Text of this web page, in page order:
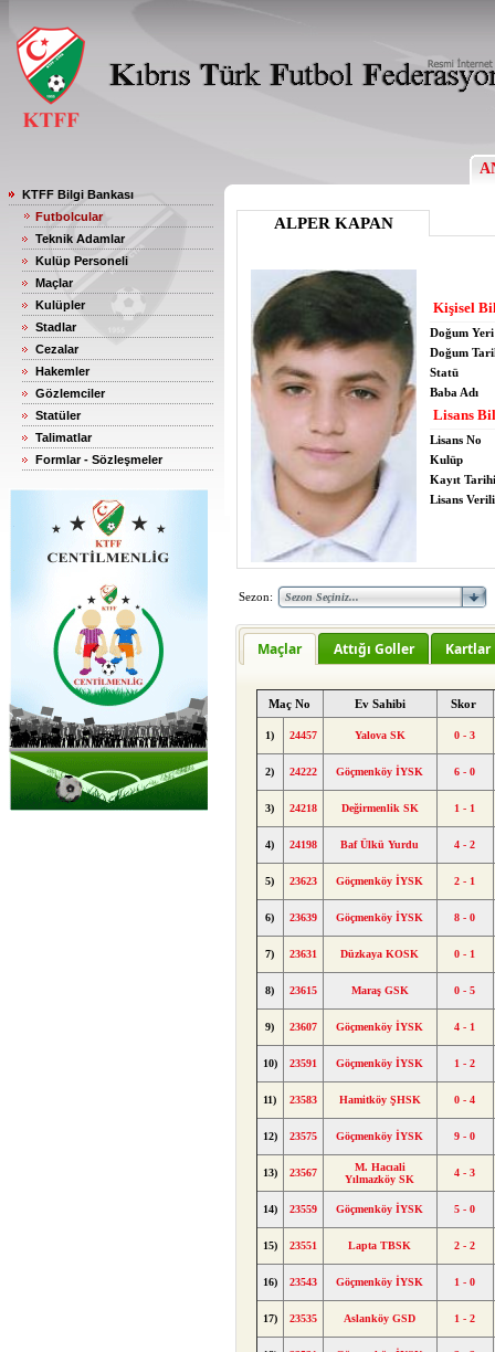
KTFF Bilgi Bankası
Futbolcular
Teknik Adamlar
Kulüp Personeli
Maçlar
Kulüpler
Stadlar
Cezalar
Hakemler
Gözlemciler
Statüler
Talimatlar
Formlar - Sözleşmeler
ALPER KAPAN
Kişisel
Doğum Yeri
Doğum
Statü
Baba Adı
Lisans
Lisans No
Kulüp
Kayıt Tarihi
Lisans
Sezon:
Maçlar Attığı Goller Kartlar
Maç No Ev Sahibi Skor
1) 24457 Yalova SK 0 - 3
2) 24222 Göçmenköy İYSK 6 - 0
3) 24218 Değirmenlik SK 1 - 1
4) 24198 Baf Ülkü Yurdu 4 - 2
5) 23623 Göçmenköy İYSK 2 - 1
6) 23639 Göçmenköy İYSK 8 - 0
7) 23631 Düzkaya KOSK 0 - 1
8) 23615 Maraş GSK 0 - 5
9) 23607 Göçmenköy İYSK 4 - 1
10) 23591 Göçmenköy İYSK 1 - 2
11) 23583 Hamitköy ŞHSK 0 - 4
12) 23575 Göçmenköy İYSK 9 - 0
13) 23567
M. Hacıali
Yılmazköy SK
4 - 3
14) 23559 Göçmenköy İYSK 5 - 0
15) 23551 Lapta TBSK 2 - 2
16) 23543 Göçmenköy İYSK 1 - 0
17) 23535 Aslanköy GSD 1 - 2